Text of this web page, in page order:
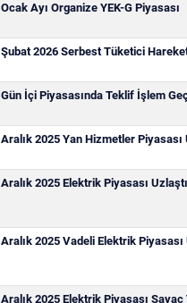
Ocak Ayı Organize YEK-G Piyasası
Şubat 2026 Serbest Tüketici
Gün İçi Piyasasında Teklif İşlem
Aralık 2025 Yan Hizmetler
Aralık 2025 Elektrik Piyasası
Aralık 2025 Vadeli Elektrik
Aralık 2025 Elektrik Piyasası